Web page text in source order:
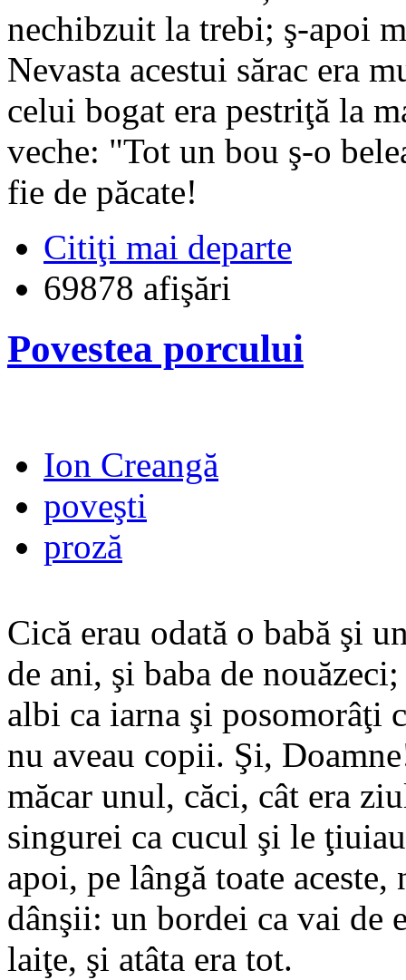
nechibzuit la trebi; ş-apoi
Nevasta acestui sărac era
celui bogat era pestriţă la
veche: "Tot un bou ş-o
fie de păcate!
Citiţi mai departe
69878 afişări
Povestea porcului
Ion Creangă
poveşti
proză
Cică erau odată o babă şi
de ani, şi baba de
albi ca iarna şi posomorâţi
nu aveau copii. Şi,
măcar unul, căci, cât era
singurei ca cucul şi le
apoi, pe lângă toate
dânşii: un bordei ca vai de
laiţe, şi atâta era tot.